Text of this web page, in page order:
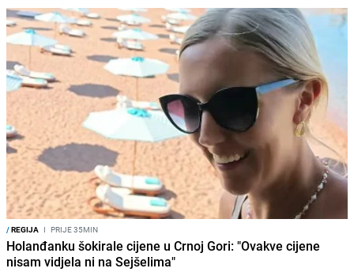
/REGIJA I PRIJE 35MIN
Holanđanku šokirale cijene u Crnoj Gori: "Ovakve cijene
nisam vidjela ni na Sejšelima"